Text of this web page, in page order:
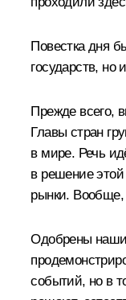
Повестка дня
государств,
Прежде всего,
Главы стран
в мире. Речь
в решение этой
рынки. Вообще,
Одобрены наши
событий, но в